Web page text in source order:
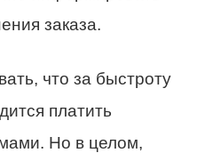
заказа.
что за быстроту
платить
Но в целом,